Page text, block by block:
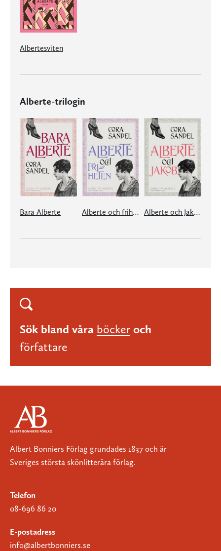
Albertesviten
Alberte-trilogin
Bara Alberte Alberte och friheten Alberte och Jakob
Sök bland våra böcker och
författare
Albert Bonniers Förlag grundades 1837 och är
Sveriges största skönlitterära förlag.
Telefon
08-696 86 20
E-postadress
info@albertbonniers.se